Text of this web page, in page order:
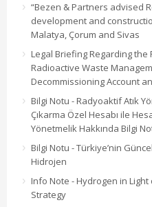
“Bezen & Partners advised
development and
Malatya, Çorum and Sivas
Legal Briefing Regarding
Radioactive Waste
Decommissioning Account
Bilgi Notu - Radyoaktif Atık
Çıkarma Özel Hesabı ile
Yönetmelik Hakkında Bilgi
Bilgi Notu - Türkiye’nin
Hidrojen
Info Note - Hydrogen in
Strategy